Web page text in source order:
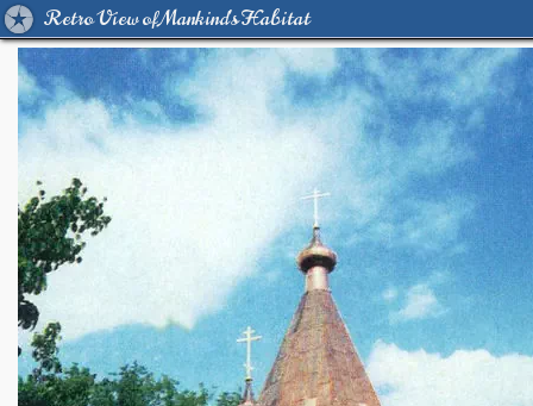
Retro View of Mankind's Habitat